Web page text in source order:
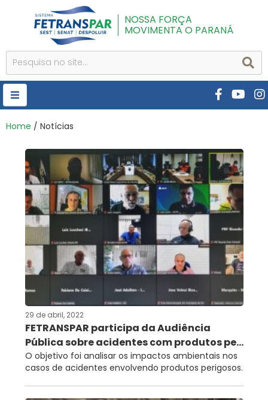
NOSSA FORÇA
MOVIMENTA O PARANÁ
HOME
PUBLICAÇÕES
CURSOS E EVENTOS
SEST SENAT
AR INSTITUTO
CONTATO
Home / Notícias
29 de abril, 2022
FETRANSPAR participa da Audiência
Pública sobre acidentes com produtos pe...
O objetivo foi analisar os impactos ambientais nos
casos de acidentes envolvendo produtos perigosos.